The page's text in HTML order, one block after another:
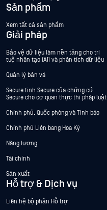
Sản phẩm
Xem tất cả sản phẩm
Giải pháp
Bảo vệ dữ liệu làm nền tảng cho trí
tuệ nhân tạo (AI) và phân tích dữ liệu
Quản lý bản vá
Secure tính Secure của chứng cứ
Secure cho cơ quan thực thi pháp luật
Chính phủ, Quốc phòng và Tình báo
Chính phủ Liên bang Hoa Kỳ
Năng lượng
Tài chính
Sản xuất
Hỗ trợ & Dịch vụ
Liên hệ bộ phận Hỗ trợ